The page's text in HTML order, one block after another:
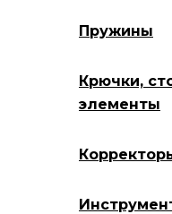
Пружины
Крючки,
элементы